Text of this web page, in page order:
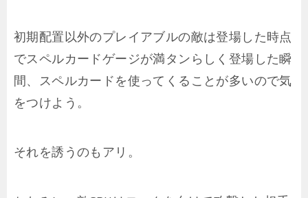
初期配置以外のプレイアブルの敵は登場した時点
でスペルカードゲージが満タンらしく登場した瞬
間、スペルカードを使ってくることが多いので気
をつけよう。
それを誘うのもアリ。